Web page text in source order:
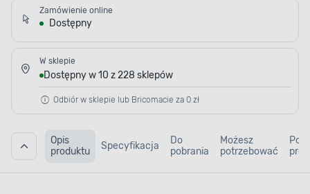
Zamówienie online
Dostępny
W sklepie
Dostępny w 10 z 228 sklepów
Odbiór w sklepie lub Bricomacie za 0 zł
Opis
produktu
Specyfikacja
Do
pobrania
Możesz
potrzebować